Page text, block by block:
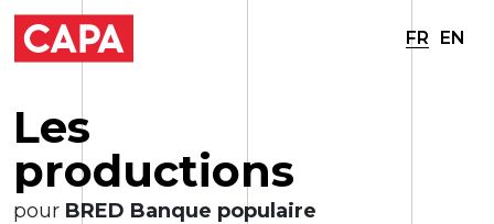
FR EN
Les
productions
pour BRED Banque populaire